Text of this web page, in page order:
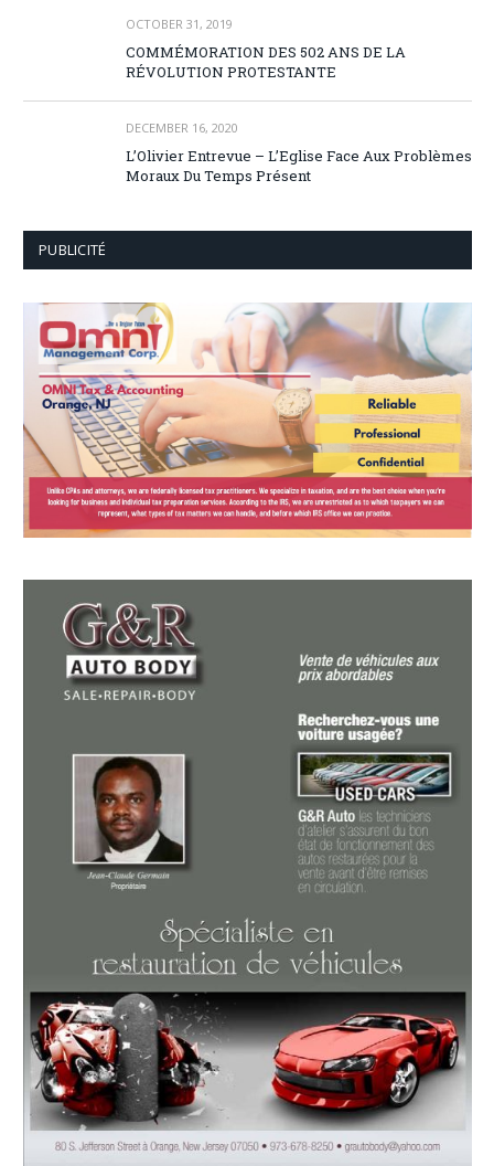
OCTOBER 31, 2019
COMMÉMORATION DES 502 ANS DE LA
RÉVOLUTION PROTESTANTE
DECEMBER 16, 2020
L’Olivier Entrevue – L’Eglise Face Aux Problèmes
Moraux Du Temps Présent
PUBLICITÉ